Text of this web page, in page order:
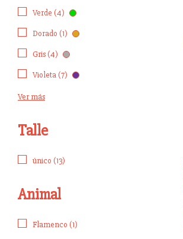
Verde (4)
Dorado (1)
Gris (4)
Violeta (7)
Ver más
Talle
único (13)
Animal
Flamenco (1)